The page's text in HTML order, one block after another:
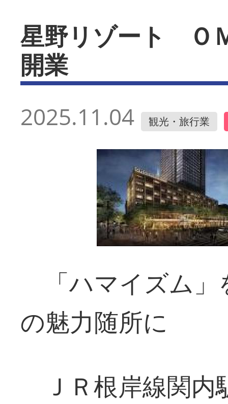
星野リゾート Ｏ
開業
2025.11.04 観光・旅行業
「ハマイズム
の魅力随所に
ＪＲ根岸線関内